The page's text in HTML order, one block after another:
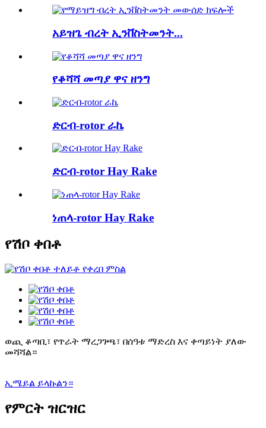
አይዝጌ ብረት ኢንቨስትመንት...
የቆሻሻ መጣያ ዋና ዘንግ
ድርብ-rotor ራኬ
ድርብ-rotor Hay Rake
ነጠላ-rotor Hay Rake
የሽቦ ቀበቶ
ወጪ ቆጣቢ፣ የጥራት ማረጋገጫ፣ በሰዓቱ ማድረስ እና ቀጣይነት ያለው
መሻሻል።
ኢሜይል ይላኩልን።
የምርት ዝርዝር